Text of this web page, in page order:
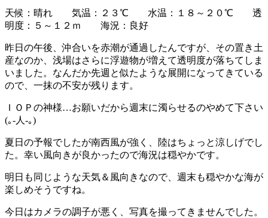
天候：晴れ 気温：２３℃ 水温：１８～２０℃ 透
明度：５～１２ｍ 海況：良好
昨日の午後、沖合いを赤潮が通過したんですが、その置き土
産なのか、浅場はさらに浮遊物が増えて透明度が落ちてしま
いました。なんだか先週と似たような展開になってきている
ので、一抹の不安が残ります。
ＩＯＰの神様…お願いだから週末に濁らせるのやめて下さい
(｡-人-｡)
夏日の予報でしたが南西風が強く、陸はちょっと涼しげでし
た。幸い風向きが良かったので海況は穏やかです。
明日も同じような天気＆風向きなので、週末も穏やかな海が
楽しめそうですね。
今日はカメラの調子が悪く、写真を撮ってきませんでした。